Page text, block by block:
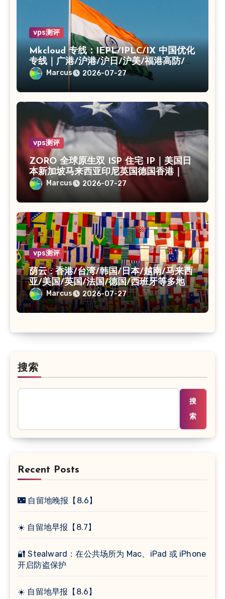
vps测评
Mkcloud 专线：IEPL/IPLC/IX 中国优化
专线｜广港/沪港/沪日/沪美/福港高防/上
海CN2｜入口出口独享IP
Marcus 2026-07-27
vps测评
ZORO 全球原生双 ISP 住宅 IP｜美国日
本新加坡马来西亚印尼英国德国香港｜独
享静态 IPv4
Marcus 2026-07-27
vps测评
荫云 : 香港/台湾/韩国/日本/越南/马来西
亚/美国/英国/法国/德国/西班牙等多地
VPS/原生IP /住宅IP/双ISP
Marcus 2026-07-27
搜索
搜
索
Recent Posts
🌃 自留地晚报【8.6】
☀️ 自留地早报【8.7】
🔐 Stealward：在公共场所为 Mac、iPad 或 iPhone
开启防盗保护
☀️ 自留地早报【8.6】